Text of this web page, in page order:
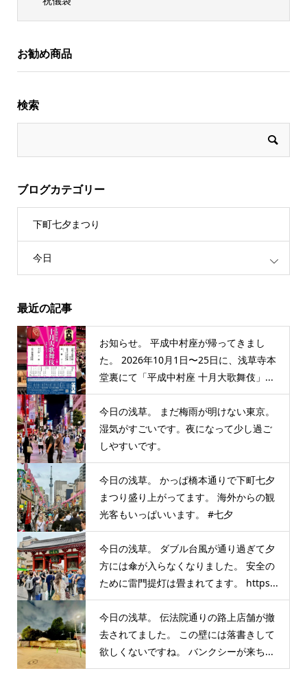
お勧め商品
検索
ブログカテゴリー
下町七夕まつり
今日
最近の記事
お知らせ。 平成中村座が帰ってきまし
た。 2026年10月1日〜25日に、浅草寺本
堂裏にて「平成中村座 十月大歌舞伎」...
今日の浅草。 まだ梅雨が明けない東京。
湿気がすごいです。夜になって少し過ご
しやすいです。
今日の浅草。 かっぱ橋本通りで下町七夕
まつり盛り上がってます。 海外からの観
光客もいっぱいいます。 #七夕
今日の浅草。 ダブル台風が通り過ぎて夕
方には傘が入らなくなりました。 安全の
ために雷門提灯は畳まれてます。 https...
今日の浅草。 伝法院通りの路上店舗が撤
去されてました。 この壁には落書きして
欲しくないですね。 バンクシーが来ち...